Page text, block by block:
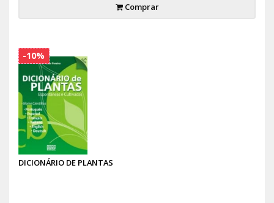
Comprar
DICIONÁRIO DE PLANTAS
-10%